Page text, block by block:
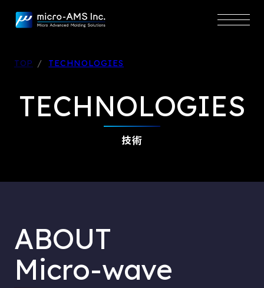
TOP TECHNOLOGIES
技術
TECHNOLOGIES
ABOUT
Micro-wave